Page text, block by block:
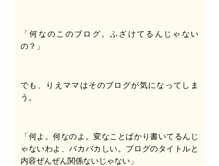
「何なのこのブログ。ふざけてるんじゃない
の？」
でも、りえママはそのブログが気になってしま
う。
「何よ。何なのよ。変なことばかり書いてるんじ
ゃないわよ、バカバカしい。ブログのタイトルと
内容ぜんぜん関係ないじゃない」